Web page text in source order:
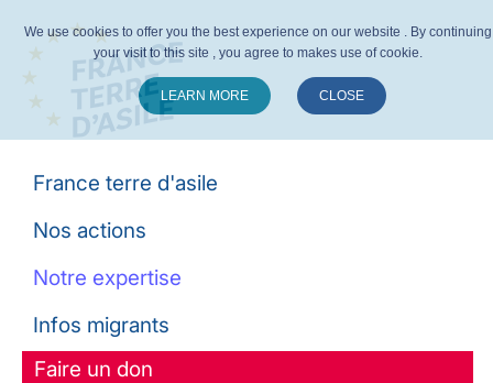
France terre d'asile
Nos actions
Notre expertise
Infos migrants
Faire un don
We use cookies to offer you the best experience on our website . By continuing
your visit to this site , you agree to makes use of cookie.
LEARN MORE CLOSE